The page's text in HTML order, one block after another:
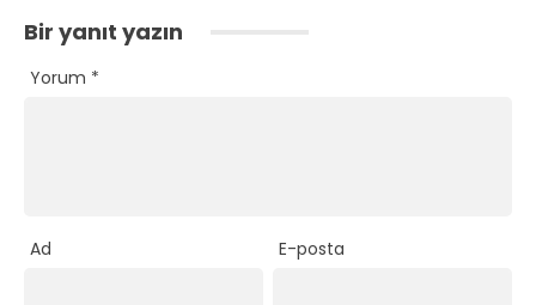
Bir yanıt yazın
Yorum *
Ad E-posta